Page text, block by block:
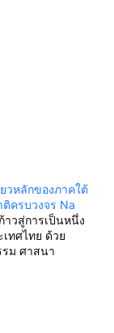
วหลักของภาคใต้
ครบวงจร Na
วสู่การเป็นหนึ่ง
ทศไทย ด้วย
ม ศาสนา